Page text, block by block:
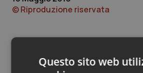
Quotidiano Oncologia
Rene & patologie
© Riproduzione riservata
Questo sito web